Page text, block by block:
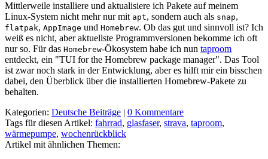
Mittlerweile installiere und aktualisiere ich Pakete auf meinem
Linux-System nicht mehr nur mit apt, sondern auch als snap,
flatpak, AppImage und Homebrew. Ob das gut und sinnvoll ist? Ich
weiß es nicht, aber aktuellste Programmversionen bekomme ich oft
nur so. Für das Homebrew-Ökosystem habe ich nun taproom
entdeckt, ein "TUI for the Homebrew package manager". Das Tool
ist zwar noch stark in der Entwicklung, aber es hilft mir ein bisschen
dabei, den Überblick über die installierten Homebrew-Pakete zu
behalten.
Kategorien: Deutsche Beiträge | 0 Kommentare
Tags für diesen Artikel: fahrrad, glasfaser, strava, taproom,
wärmepumpe, wochenrückblick
Artikel mit ähnlichen Themen: